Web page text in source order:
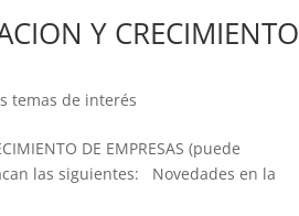
Y CRECIMIENTO
temas de interés
DE EMPRESAS (puede
las siguientes: Novedades en la